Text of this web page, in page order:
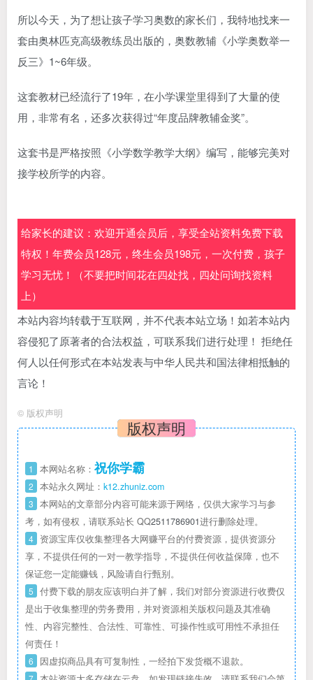
所以今天，为了想让孩子学习奥数的家长们，我特地找来一
套由奥林匹克高级教练员出版的，奥数教辅《小学奥数举一
反三》1~6年级。
这套教材已经流行了19年，在小学课堂里得到了大量的使
用，非常有名，还多次获得过“年度品牌教辅金奖”。
这套书是严格按照《小学数学教学大纲》编写，能够完美对
接学校所学的内容。
给家长的建议：欢迎开通会员后，享受全站资料免费下载
特权！年费会员128元，终生会员198元，一次付费，孩子
学习无忧！（不要把时间花在四处找，四处问询找资料
上）
本站内容均转载于互联网，并不代表本站立场！如若本站内
容侵犯了原著者的合法权益，可联系我们进行处理！ 拒绝任
何人以任何形式在本站发表与中华人民共和国法律相抵触的
言论！
© 版权声明
版权声明
1 本网站名称： 祝你学霸
2 本站永久网址： k12.zhuniz.com
3 本网站的文章部分内容可能来源于网络，仅供大家学习与参
考，如有侵权，请联系站长 QQ2511786901进行删除处理。
4 资源宝库仅收集整理各大网赚平台的付费资源，提供资源分
享，不提供任何的一对一教学指导，不提供任何收益保障，也不
保证您一定能赚钱，风险请自行甄别。
5 付费下载的朋友应该明白并了解，我们对部分资源进行收费仅
是出于收集整理的劳务费用，并对资源相关版权问题及其准确
性、内容完整性、合法性、可靠性、可操作性或可用性不承担任
何责任！
6 因虚拟商品具有可复制性，一经拍下发货概不退款。